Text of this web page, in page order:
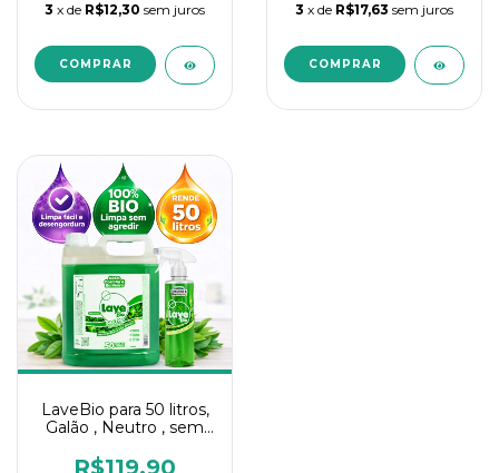
3 x de R$12,30 sem juros
3 x de R$17,63 sem juros
LaveBio para 50 litros,
Galão , Neutro , sem